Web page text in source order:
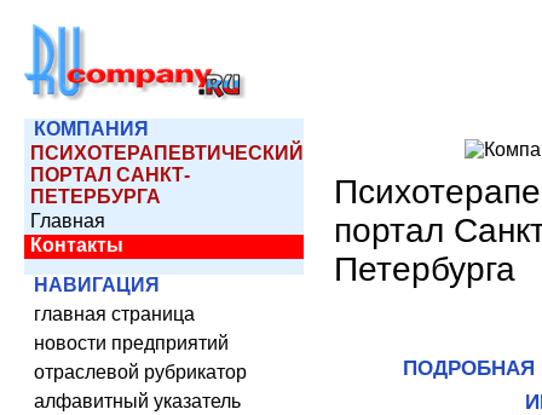
КОМПАНИЯ
ПСИХОТЕРАПЕВТИЧЕСКИЙ
ПОРТАЛ САНКТ-
ПЕТЕРБУРГА
Главная
Контакты
НАВИГАЦИЯ
главная страница
новости предприятий
отраслевой рубрикатор
алфавитный указатель
портал
Петербурга
ПОДРОБНАЯ